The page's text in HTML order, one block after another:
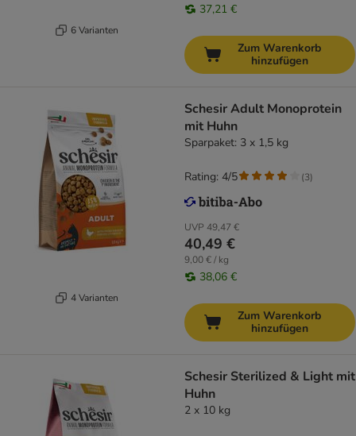
6 Varianten
37,21 €
Zum Warenkorb
hinzufügen
4 Varianten
Schesir Adult Monoprotein
mit Huhn
Sparpaket: 3 x 1,5 kg
UVP 49,47 €
40,49 €
9,00 € / kg
38,06 €
Rating: 4/5 (3)
Zum Warenkorb
hinzufügen
Schesir Sterilized & Light mit
Huhn
2 x 10 kg